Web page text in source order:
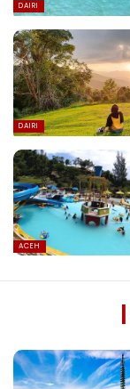
DAIRI
DAIRI
ACEH